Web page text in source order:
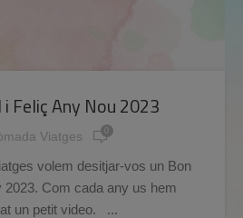
Feliç Any Nou 2023
Viatges
volem desitjar-vos un Bon
2023. Com cada any us hem
un petit video. ...